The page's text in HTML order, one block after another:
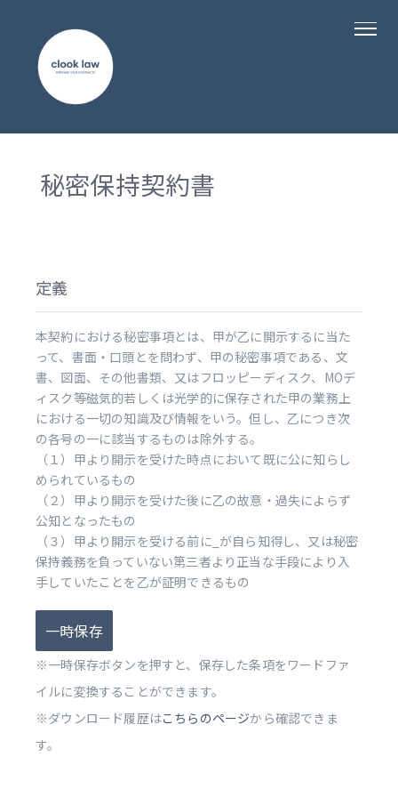
秘密保持契約書
定義
本契約における秘密事項とは、甲が乙に開示するに当た
って、書面・口頭とを問わず、甲の秘密事項である、文
書、図面、その他書類、又はフロッピーディスク、MOデ
ィスク等磁気的若しくは光学的に保存された甲の業務上
における一切の知識及び情報をいう。但し、乙につき次
の各号の一に該当するものは除外する。
（１）甲より開示を受けた時点において既に公に知らし
められているもの
（２）甲より開示を受けた後に乙の故意・過失によらず
公知となったもの
（３）甲より開示を受ける前に_が自ら知得し、又は秘密
保持義務を負っていない第三者より正当な手段により入
手していたことを乙が証明できるもの
一時保存
※一時保存ボタンを押すと、保存した条項をワードファ
イルに変換することができます。
※ダウンロード履歴はこちらのページから確認できま
す。